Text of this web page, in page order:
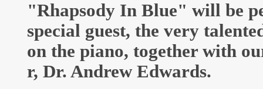
"Rhapsody In Blue" will be
special guest, the very
on the piano, together with
r, Dr. Andrew Edwards.